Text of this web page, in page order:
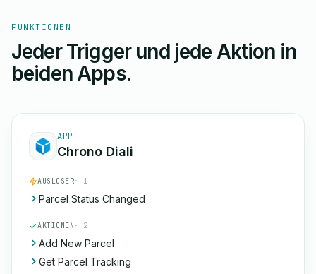
FUNKTIONEN
Jeder Trigger und jede Aktion in
beiden Apps.
APP
Chrono Diali
AUSLÖSER· 1
Parcel Status Changed
AKTIONEN · 2
Add New Parcel
Get Parcel Tracking